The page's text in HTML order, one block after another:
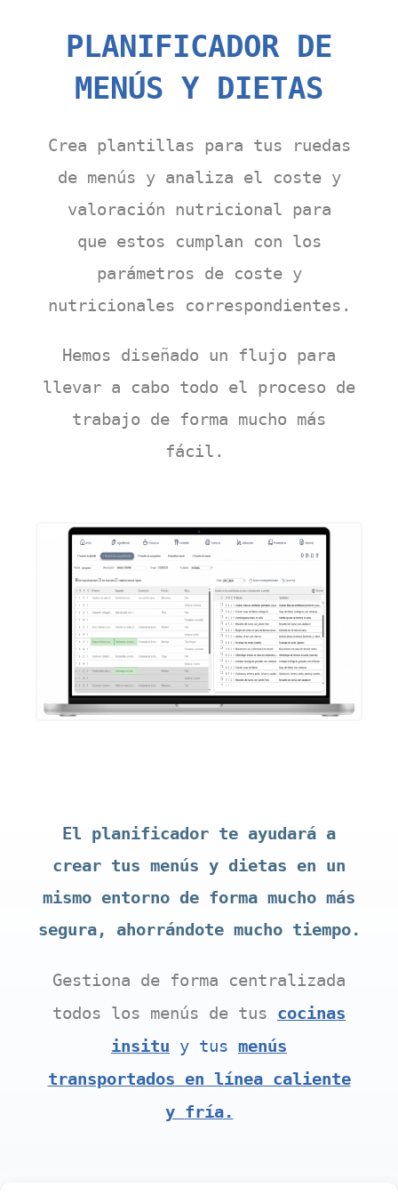
PLANIFICADOR DE
MENÚS Y DIETAS
Crea plantillas para tus ruedas
de menús y analiza el coste y
valoración nutricional para
que estos cumplan con los
parámetros de coste y
nutricionales correspondientes.
Hemos diseñado un flujo para
llevar a cabo todo el proceso de
trabajo de forma mucho más
fácil.
El planificador te ayudará a
crear tus menús y dietas en un
mismo entorno de forma mucho más
segura, ahorrándote mucho tiempo.
Gestiona de forma centralizada
todos los menús de tus cocinas
insitu y tus menús
transportados en línea caliente
y fría.